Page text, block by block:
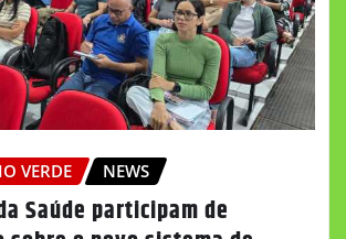
VERDE NEWS
Saúde participam de